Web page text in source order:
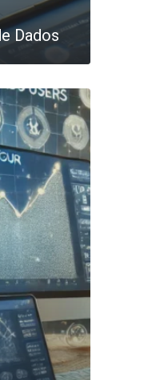
Dados
0